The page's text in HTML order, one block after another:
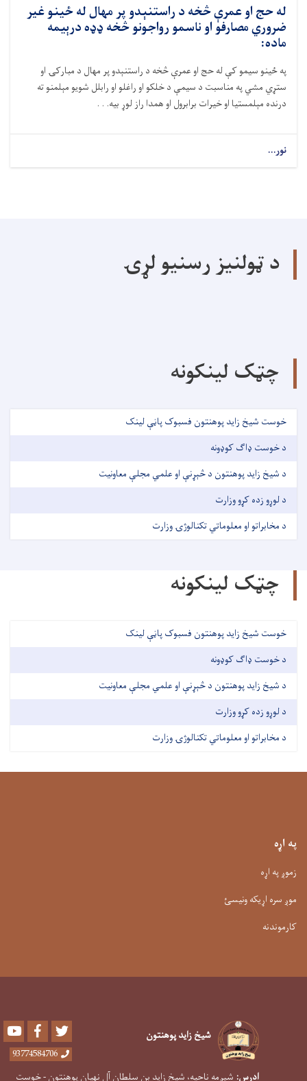
له حج او عمرې څخه د راستنېدو پر مهال له ځينو غير
ضروري مصارفو او ناسمو رواجونو څخه ډډه درېیمه
ماده:
په ځینو سیمو کې له حج او عمرې څخه د راستنېدو پر مهال د مبارکۍ او
ستړي مشي په مناسبت د سيمې د خلکو او راغلو او رابلل شویو مېلمنو ته
درنده مېلمستيا او خیرات برابرول او همدا راز لوړ بيه. . .
نور...
د ټولنیز رسنیو لړۍ
چټک لینکونه
خوست شیخ زاید پوهنتون فسبوک پاڼې لینک
د خوست ډاګ کوډونه
د شیخ زاید پوهنتون د څېړنې او علمي مجلې معاونیت
د لوړو زده کړو وزارت
د مخابراتو او معلوماتي تکنالوژۍ وزارت
چټک لینکونه
خوست شیخ زاید پوهنتون فسبوک پاڼې لینک
د خوست ډاګ کوډونه
د شیخ زاید پوهنتون د څېړنې او علمي مجلې معاونیت
د لوړو زده کړو وزارت
د مخابراتو او معلوماتي تکنالوژۍ وزارت
په اړه
زموږ په اړه
موږ سره اړیکه ونیسئ
کارموندنه
شیخ زاید پوهنتون Youtube Facebook
93774584706
ادرس: شپږمه ناحیه، شیخ زاید بن سلطان آل نهیان پوهنتون - خوست